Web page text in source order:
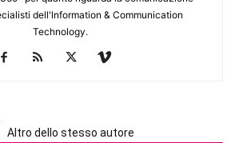
dell'lnformation & Communication
Technology.
Altro dello stesso autore